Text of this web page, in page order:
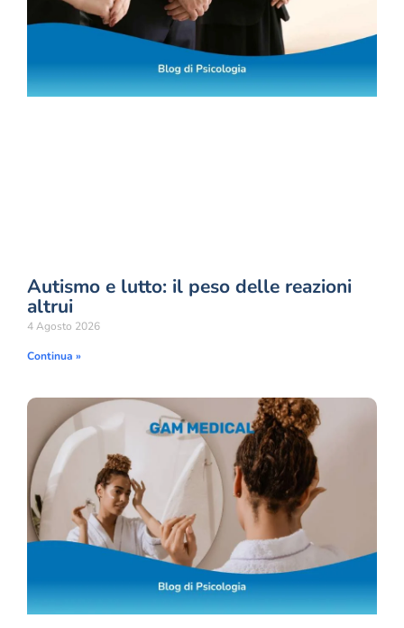
Autismo e lutto: il peso delle reazioni
altrui
4 Agosto 2026
Continua »